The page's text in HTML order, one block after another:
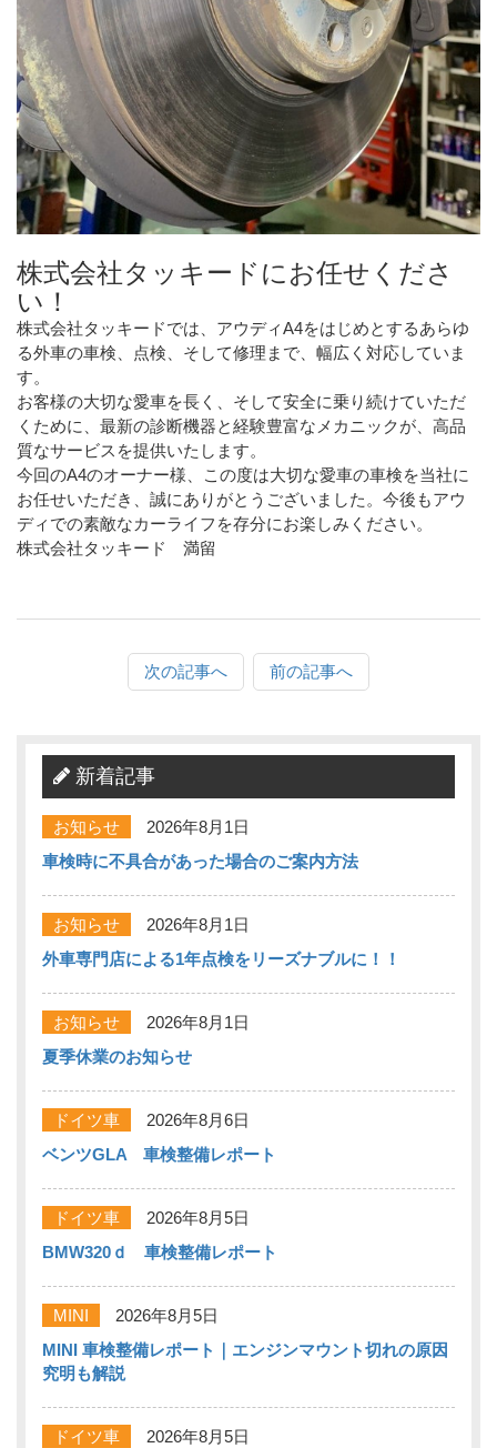
株式会社タッキードにお任せくださ
い！
株式会社タッキードでは、アウディA4をはじめとするあらゆ
る外車の車検、点検、そして修理まで、幅広く対応していま
す。
お客様の大切な愛車を長く、そして安全に乗り続けていただ
くために、最新の診断機器と経験豊富なメカニックが、高品
質なサービスを提供いたします。
今回のA4のオーナー様、この度は大切な愛車の車検を当社に
お任せいただき、誠にありがとうございました。今後もアウ
ディでの素敵なカーライフを存分にお楽しみください。
株式会社タッキード 満留
次の記事へ 前の記事へ
新着記事
お知らせ
2026年8月1日
車検時に不具合があった場合のご案内方法
お知らせ
2026年8月1日
外車専門店による1年点検をリーズナブルに！！
お知らせ
2026年8月1日
夏季休業のお知らせ
ドイツ車
2026年8月6日
ベンツGLA 車検整備レポート
ドイツ車
2026年8月5日
BMW320ｄ 車検整備レポート
MINI
2026年8月5日
MINI 車検整備レポート｜エンジンマウント切れの原因
究明も解説
ドイツ車
2026年8月5日